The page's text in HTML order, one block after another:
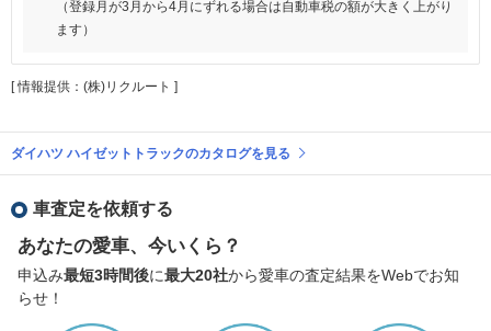
（登録月が3月から4月にずれる場合は自動車税の額が大きく上がり
ます）
[ 情報提供：(株)リクルート ]
ダイハツ ハイゼットトラックのカタログを見る
車査定を依頼する
あなたの愛車、今いくら？
申込み最短3時間後に最大20社から愛車の査定結果をWebでお知
らせ！